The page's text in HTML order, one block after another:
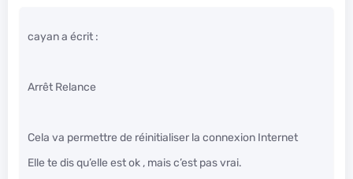
cayan a écrit :
Arrêt Relance
Cela va permettre de réinitialiser la connexion Internet
Elle te dis qu’elle est ok , mais c’est pas vrai.